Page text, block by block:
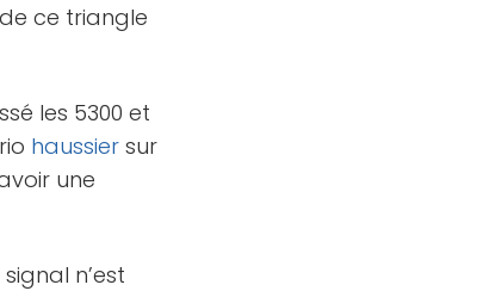
ce triangle
les 5300 et
haussier sur
une
n’est